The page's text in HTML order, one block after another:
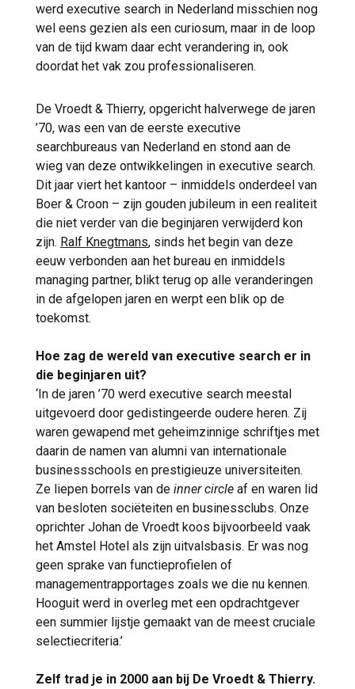
werd executive search in Nederland misschien nog
wel eens gezien als een curiosum, maar in de loop
van de tijd kwam daar echt verandering in, ook
doordat het vak zou professionaliseren.
De Vroedt & Thierry, opgericht halverwege de jaren
’70, was een van de eerste executive
searchbureaus van Nederland en stond aan de
wieg van deze ontwikkelingen in executive search.
Dit jaar viert het kantoor – inmiddels onderdeel van
Boer & Croon – zijn gouden jubileum in een realiteit
die niet verder van die beginjaren verwijderd kon
zijn. Ralf Knegtmans, sinds het begin van deze
eeuw verbonden aan het bureau en inmiddels
managing partner, blikt terug op alle veranderingen
in de afgelopen jaren en werpt een blik op de
toekomst.
Hoe zag de wereld van executive search er in
die beginjaren uit?
‘In de jaren ’70 werd executive search meestal
uitgevoerd door gedistingeerde oudere heren. Zij
waren gewapend met geheimzinnige schriftjes met
daarin de namen van alumni van internationale
businessschools en prestigieuze universiteiten.
Ze liepen borrels van de inner circle af en waren lid
van besloten sociëteiten en businessclubs. Onze
oprichter Johan de Vroedt koos bijvoorbeeld vaak
het Amstel Hotel als zijn uitvalsbasis. Er was nog
geen sprake van functieprofielen of
managementrapportages zoals we die nu kennen.
Hooguit werd in overleg met een opdrachtgever
een summier lijstje gemaakt van de meest cruciale
selectiecriteria.’
Zelf trad je in 2000 aan bij De Vroedt & Thierry.